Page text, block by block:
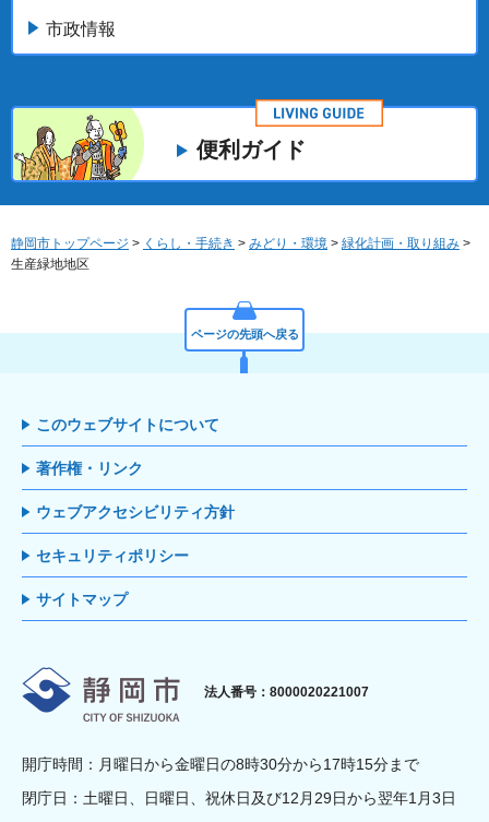
市政情報
便利ガイド
静岡市トップページ > くらし・手続き > みどり・環境 > 緑化計画・取り組み >
生産緑地地区
ページの先頭へ戻る
このウェブサイトについて
著作権・リンク
ウェブアクセシビリティ方針
セキュリティポリシー
サイトマップ
静岡市
法人番号：8000020221007
開庁時間：月曜日から金曜日の8時30分から17時15分まで
閉庁日：土曜日、日曜日、祝休日及び12月29日から翌年1月3日